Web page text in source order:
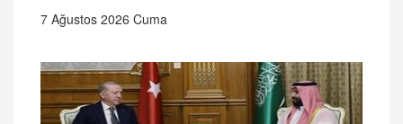
7 Ağustos 2026 Cuma